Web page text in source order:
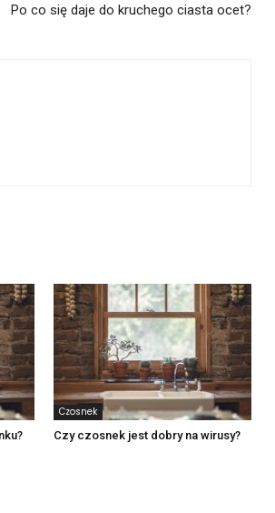
Po co się daje do kruchego ciasta ocet?
Czosnek
Czy czosnek jest dobry na wirusy?